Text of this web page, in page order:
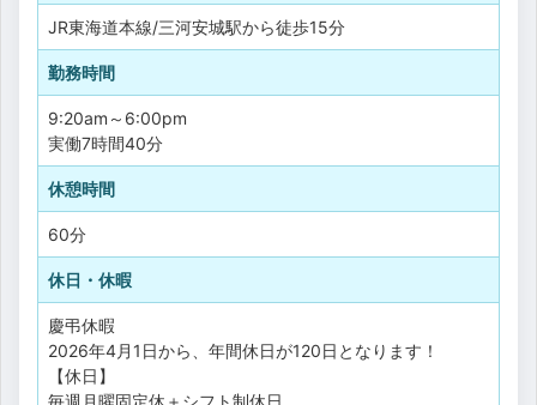
JR東海道本線/三河安城駅から徒歩15分
勤務時間
9:20am～6:00pm
実働7時間40分
休憩時間
60分
休日・休暇
慶弔休暇
2026年4月1日から、年間休日が120日となります！
【休日】
毎週月曜固定休＋シフト制休日